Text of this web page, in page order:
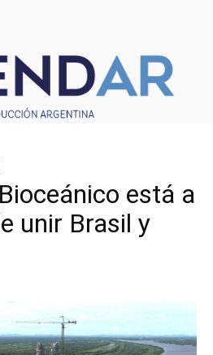
está a
unir Brasil y